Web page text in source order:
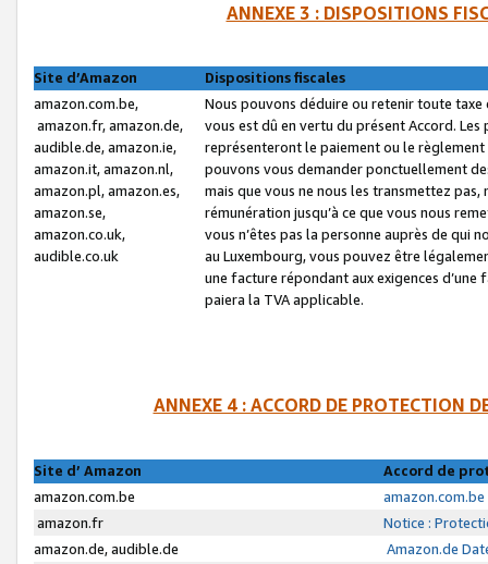
ANNEXE 3 : DISPOSITIONS
Site d’Amazon
Dispositions fiscales
amazon.com.be,
amazon.fr, amazon.de,
audible.de, amazon.ie,
amazon.it, amazon.nl,
amazon.pl, amazon.es,
amazon.se,
amazon.co.uk,
audible.co.uk
Nous pouvons déduire ou retenir toute
vous est dû en vertu du présent Accord.
représenteront le paiement ou le
pouvons vous demander ponctuellement
mais que vous ne nous les transmettez
rémunération jusqu’à ce que vous nous
vous n’êtes pas la personne auprès de qui
au Luxembourg, vous pouvez être
une facture répondant aux exigences
paiera la TVA applicable.
ANNEXE 4 : ACCORD DE PROTECTION
Site d’ Amazon
Accord de
amazon.com.be
amazon.fr
Notice :
amazon.de, audible.de
Amazon.de